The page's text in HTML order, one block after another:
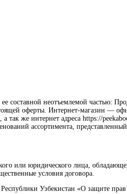
составной неотъемлемой частью:
оферты. Интернет-магазин —
же интернет адреса https://
ассортимента,
или юридического лица,
условия договора.
Узбекистан «О защите